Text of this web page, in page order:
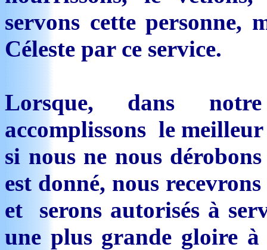
servons cette personne,
Céleste par ce service.
Lorsque, dans
accomplissons le
si nous ne nous
est donné, nous
et serons autorisés à
une plus grande gloire